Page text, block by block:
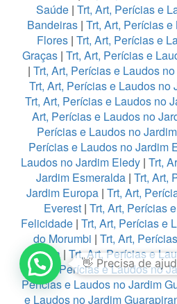
Saúde| Trt, Art, Perícias e
Bandeiras| Trt, Art, Perícias
Flores| Trt, Art, Perícias e
Graças| Trt, Art, Perícias e
| Trt, Art, Perícias e Laudos
Trt, Art, Perícias e Laudos no
Trt, Art, Perícias e Laudos no
Art, Perícias e Laudos no
Perícias e Laudos no
Perícias e Laudos no Jardim
Laudos no Jardim Eledy | Trt,
Jardim Esmeralda| Trt, Art,
Jardim Europa | Trt, Art,
Everest | Trt, Art, Perícias
Felicidade | Trt, Art, Perícias e
do Morumbi | Trt, Art,
França | Trt, Art, Perícias e
Trt, Art, Perícias e Laudos no
Perícias e Laudos no Jardim
e Laudos no Jardim
1